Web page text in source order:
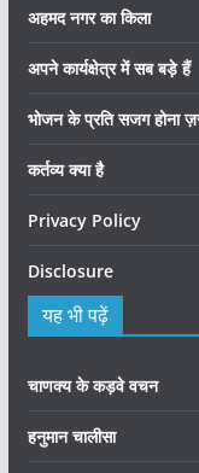
अहमद नगर का किला
अपने कार्यक्षेत्र में सब बड़े हैं
भोजन के प्रति सजग होना
कर्तव्य क्या है
Privacy Policy
Disclosure
यह भी पढ़ें
चाणक्य के कड़वे वचन
हनुमान चालीसा